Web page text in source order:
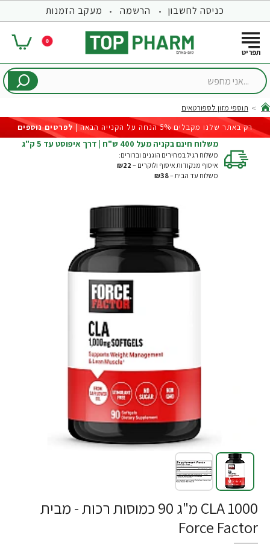
כניסה לחשבון הרשמה מעקב הזמנות
0
...אני
home
תוספי מזון לספורטאים
רק באתר שלנו מקבלים 5% הנחה על הקנייה הבאה |
לפרטים נוספים
משלוח חינם בקניה מעל 400 ש"ח | דרך איפוסט עד 5 ק"ג
משלוח רגיל במחירים הוגנים וברורים:
איסוף מנקודות איסוף ולוקרים – ₪22
משלוח עד הבית –₪38
CLA 1000 מ"ג 90 כמוסות רכות - מבית
Force Factor